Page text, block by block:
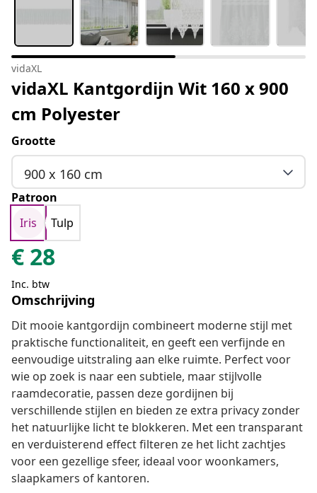
vidaXL
vidaXL Kantgordijn Wit 160 x 900
cm Polyester
Grootte
900 x 160 cm
Patroon
Iris
Tulp
€ 28
Inc. btw
Omschrijving
Dit mooie kantgordijn combineert moderne stijl met
praktische functionaliteit, en geeft een verfijnde en
eenvoudige uitstraling aan elke ruimte. Perfect voor
wie op zoek is naar een subtiele, maar stijlvolle
raamdecoratie, passen deze gordijnen bij
verschillende stijlen en bieden ze extra privacy zonder
het natuurlijke licht te blokkeren. Met een transparant
en verduisterend effect filteren ze het licht zachtjes
voor een gezellige sfeer, ideaal voor woonkamers,
slaapkamers of kantoren.